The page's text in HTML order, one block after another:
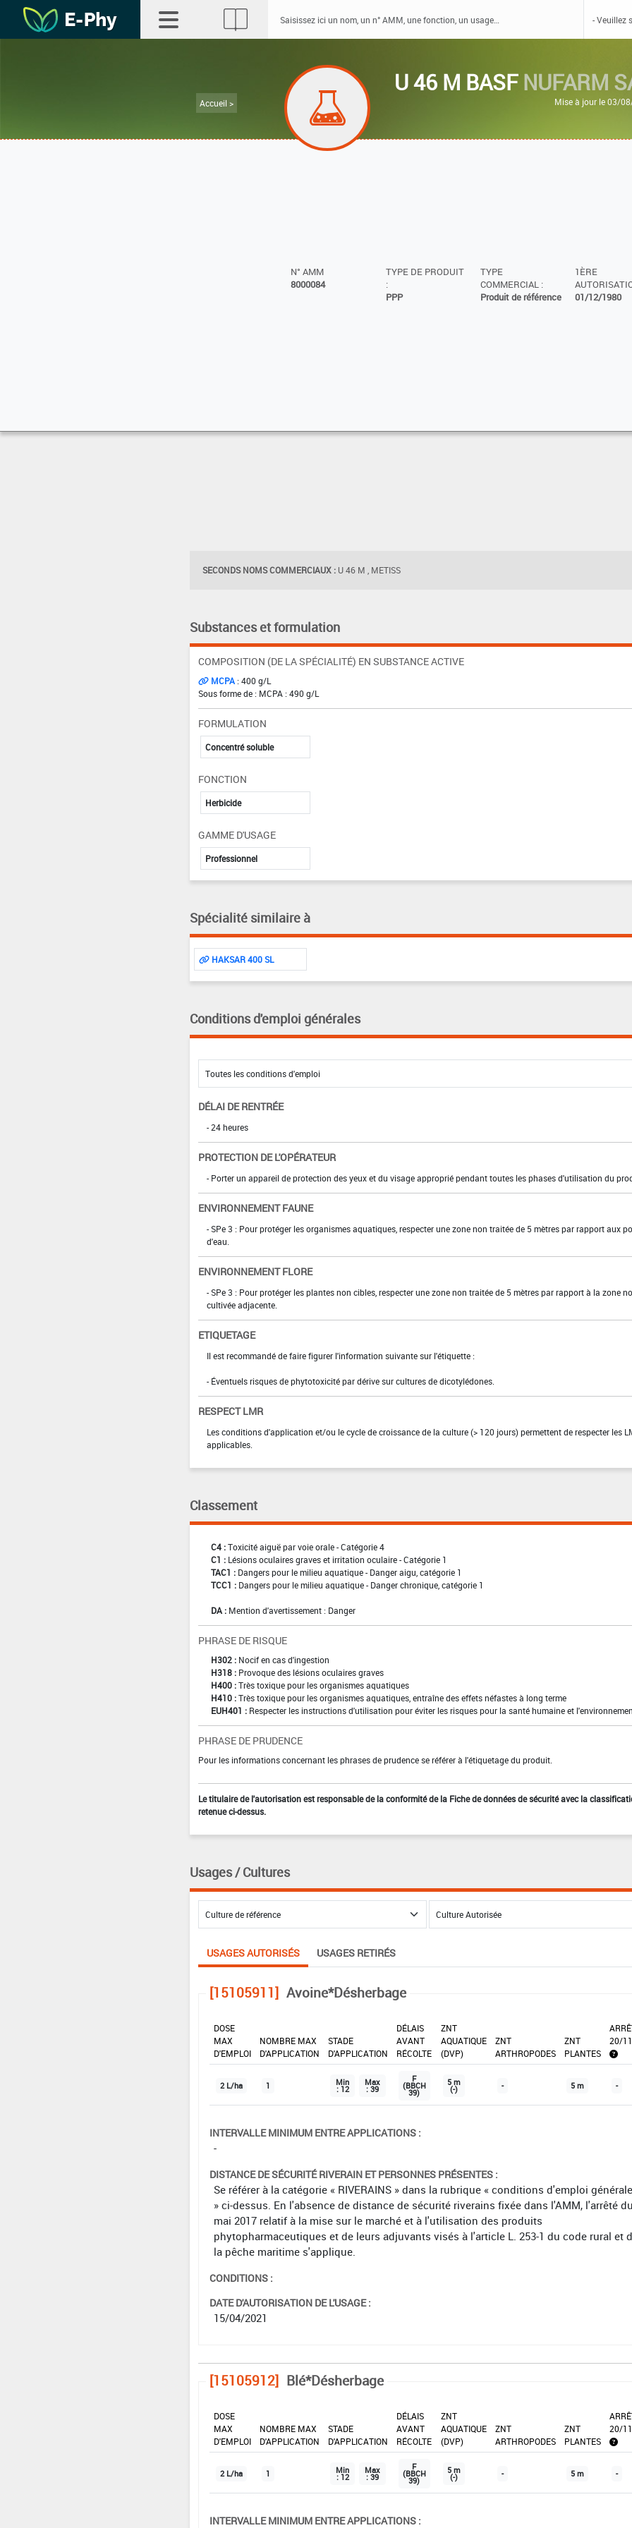
Accueil >
U 46 M BASFNUFARM
Mise à jour le 03/
N° AMM
8000084
TYPE DE PRODUIT
:
PPP
TYPE
COMMERCIAL :
Produit de référence
1ÈRE
01/12/1980
SECONDS NOMS COMMERCIAUX : U 46 M , METISS
Substances et formulation
COMPOSITION (DE LA SPÉCIALITÉ) EN SUBSTANCE ACTIVE
MCPA : 400 g/L
Sous forme de : MCPA : 490 g/L
FORMULATION
Concentré soluble
FONCTION
Herbicide
GAMME D'USAGE
Professionnel
Spécialité similaire à
HAKSAR 400 SL
Conditions d'emploi générales
DÉLAI DE RENTRÉE
- 24 heures
PROTECTION DE L'OPÉRATEUR
- Porter un appareil de protection des yeux et du visage approprié pendant toutes les phases d'utilisation du
ENVIRONNEMENT FAUNE
- SPe 3 : Pour protéger les organismes aquatiques, respecter une zone non traitée de 5 mètres par rapport aux
d'eau.
ENVIRONNEMENT FLORE
- SPe 3 : Pour protéger les plantes non cibles, respecter une zone non traitée de 5 mètres par rapport à la zone
cultivée adjacente.
ETIQUETAGE
Il est recommandé de faire figurer l'information suivante sur l'étiquette :
- Éventuels risques de phytotoxicité par dérive sur cultures de dicotylédones.
RESPECT LMR
Les conditions d'application et/ou le cycle de croissance de la culture (> 120 jours) permettent de respecter les
applicables.
Classement
C4 : Toxicité aiguë par voie orale - Catégorie 4
C1 : Lésions oculaires graves et irritation oculaire - Catégorie 1
TAC1 : Dangers pour le milieu aquatique - Danger aigu, catégorie 1
TCC1 : Dangers pour le milieu aquatique - Danger chronique, catégorie 1
DA : Mention d'avertissement : Danger
PHRASE DE RISQUE
H302 : Nocif en cas d'ingestion
H318 : Provoque des lésions oculaires graves
H400 : Très toxique pour les organismes aquatiques
H410 : Très toxique pour les organismes aquatiques, entraîne des effets néfastes à long terme
EUH401 : Respecter les instructions d'utilisation pour éviter les risques pour la santé humaine et
PHRASE DE PRUDENCE
Pour les informations concernant les phrases de prudence se référer à l'étiquetage du produit.
Le titulaire de l'autorisation est responsable de la conformité de la Fiche de données de sécurité avec la
retenue ci-dessus.
Usages / Cultures
USAGES AUTORISÉS USAGES RETIRÉS
[15105911] Avoine*Désherbage
DOSE
MAX
D'EMPLOI
NOMBRE MAX
D'APPLICATION
STADE
D'APPLICATION
DÉLAIS
AVANT
RÉCOLTE
ZNT
AQUATIQUE
(DVP)
ZNT
ARTHROPODES
ZNT
PLANTES
20/
2 L/ha 1 Min
: 12
Max
: 39
F
(BBCH
39)
5 m
(-) - 5 m -
INTERVALLE MINIMUM ENTRE APPLICATIONS :
-
DISTANCE DE SÉCURITÉ RIVERAIN ET PERSONNES PRÉSENTES :
Se référer à la catégorie « RIVERAINS » dans la rubrique « conditions d'emploi
» ci-dessus. En l'absence de distance de sécurité riverains fixée dans l'AMM, l'arrêté
mai 2017 relatif à la mise sur le marché et à l'utilisation des produits
phytopharmaceutiques et de leurs adjuvants visés à l'article L. 253-1 du code rural et
la pêche maritime s'applique.
CONDITIONS :
DATE D'AUTORISATION DE L'USAGE :
15/04/2021
[15105912] Blé*Désherbage
DOSE
MAX
D'EMPLOI
NOMBRE MAX
D'APPLICATION
STADE
D'APPLICATION
DÉLAIS
AVANT
RÉCOLTE
ZNT
AQUATIQUE
(DVP)
ZNT
ARTHROPODES
ZNT
PLANTES
20/
2 L/ha 1 Min
: 12
Max
: 39
F
(BBCH
39)
5 m
(-) - 5 m -
INTERVALLE MINIMUM ENTRE APPLICATIONS :